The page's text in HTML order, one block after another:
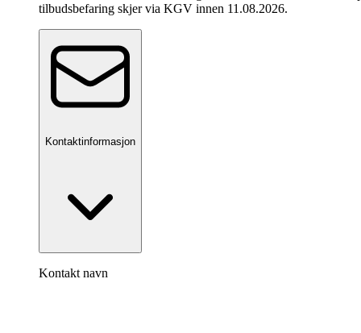
tilbudsbefaring skjer via KGV innen 11.08.2026.
Kontaktinformasjon
Kontakt navn